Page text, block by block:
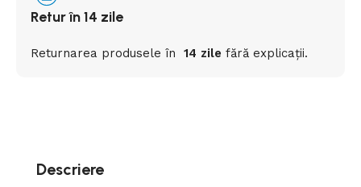
Retur în 14 zile
Returnarea produseleîn 14 zile fără explicații.
Descriere